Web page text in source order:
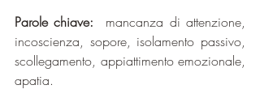
Parole chiave:
  mancanza di attenzione,
incoscienza, sopore, isolamento passivo,
scollegamento, appiattimento emozionale,
apatia.